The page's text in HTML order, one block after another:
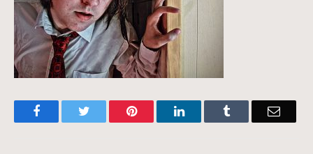
FacebookTwitter Pinterest LinkedInTumblr Email